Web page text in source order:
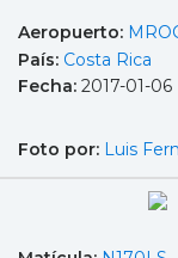
Aeropuerto:
País: Costa Rica
Fecha: 2017-01-06
Foto por: Luis